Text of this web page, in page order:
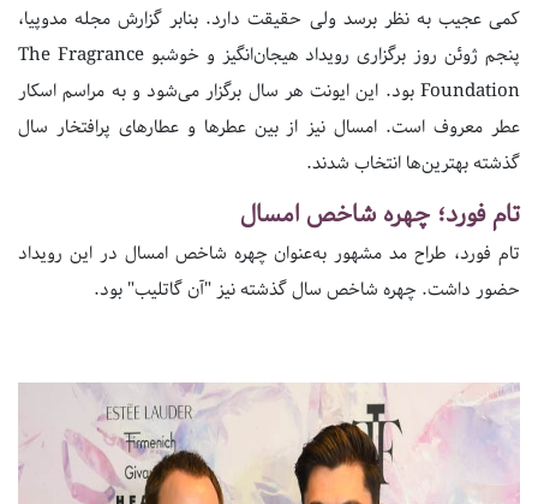
کمی عجیب به نظر برسد ولی حقیقت دارد. بنابر گزارش مجله مدوپیا،
پنجم ژوئن روز برگزاری رویداد هیجان‌انگیز و خوشبو The Fragrance
Foundation بود. این ایونت هر سال برگزار می‌شود و به مراسم اسکار
عطر معروف است. امسال نیز از بین عطرها و عطارهای پرافتخار سال
گذشته بهترین‌ها انتخاب شدند.
تام فورد؛ چهره شاخص امسال
تام فورد، طراح مد مشهور به‌عنوان چهره شاخص امسال در این رویداد
حضور داشت. چهره شاخص سال گذشته نیز "آن گاتلیب" بود.